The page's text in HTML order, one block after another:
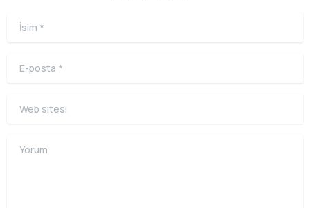
İsim
E-posta *
Web sitesi
Yorum
Bizi arayın